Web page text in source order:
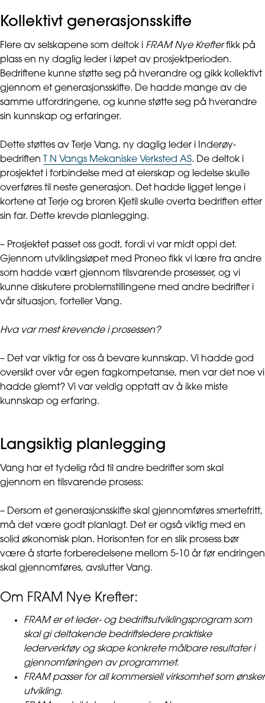
Kollektivt generasjonsskifte
Flere av selskapene som deltok i FRAM Nye Krefterfikk på
plass en ny daglig leder i løpet av prosjektperioden.
Bedriftene kunne støtte seg på hverandre og gikk kollektivt
gjennom et generasjonsskifte. De hadde mange av de
samme utfordringene, og kunne støtte seg på hverandre
sin kunnskap og erfaringer.
Dette støttes av Terje Vang, ny daglig leder i Inderøy-
bedriften
T N Vangs Mekaniske Verksted AS. De deltok i
prosjektet i forbindelse med at eierskap og ledelse skulle
overføres til neste generasjon. Det hadde ligget lenge i
kortene at Terje og broren Kjetil skulle overta bedriften etter
sin far. Dette krevde planlegging.
– Prosjektet passet oss godt, fordi vi var midt oppi det.
Gjennom utviklingsløpet med Proneo fikk vi lære fra andre
som hadde vært gjennom tilsvarende prosesser, og vi
kunne diskutere problemstillingene med andre bedrifter i
vår situasjon, forteller Vang.
Hva var mest krevende i prosessen?
– Det var viktig for oss å bevare kunnskap. Vi hadde god
oversikt over vår egen fagkompetanse, men var det noe vi
hadde glemt? Vi var veldig opptatt av å ikke miste
kunnskap og erfaring.
Langsiktig planlegging
Vang har et tydelig råd til andre bedrifter som skal
gjennom en tilsvarende prosess:
– Dersom et generasjonsskifte skal gjennomføres smertefritt,
må det være godt planlagt. Det er også viktig med en
solid økonomisk plan. Horisonten for en slik prosess bør
være å starte forberedelsene mellom 5-10 år før endringen
skal gjennomføres, avslutter Vang.
Om FRAM Nye Krefter:
FRAM er et leder- og bedriftsutviklingsprogram som
skal gi deltakende bedriftsledere praktiske
lederverktøy og skape konkrete målbare resultater i
gjennomføringen av programmet.
FRAM passer for all kommersiell virksomhet som ønsker
utvikling.